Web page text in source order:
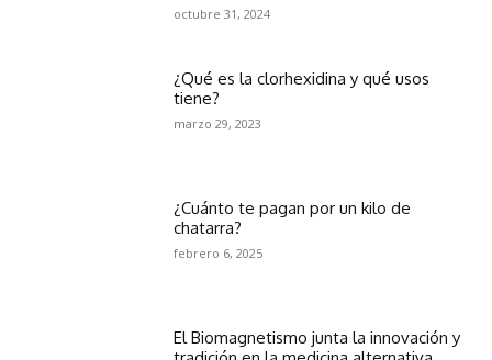
octubre 31, 2024
¿Qué es la clorhexidina y qué usos
tiene?
marzo 29, 2023
¿Cuánto te pagan por un kilo de
chatarra?
febrero 6, 2025
El Biomagnetismo junta la innovación y